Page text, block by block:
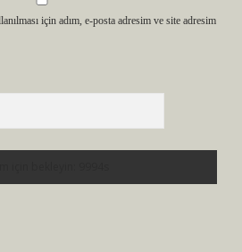
için adım, e-posta adresim ve site adresim